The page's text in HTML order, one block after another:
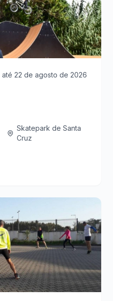
até 22 de agosto de 2026
Skatepark de Santa
Cruz